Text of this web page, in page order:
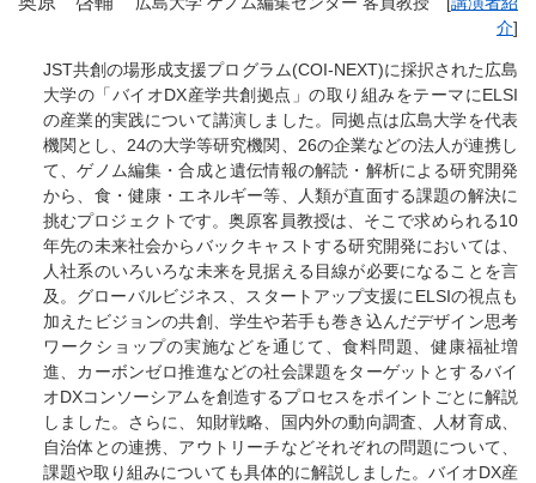
介]
JST共創の場形成支援プログラム(COI-NEXT)に採択された広島
大学の「バイオDX産学共創拠点」の取り組みをテーマにELSI
の産業的実践について講演しました。同拠点は広島大学を代表
機関とし、24の大学等研究機関、26の企業などの法人が連携し
て、ゲノム編集・合成と遺伝情報の解読・解析による研究開発
から、食・健康・エネルギー等、人類が直面する課題の解決に
挑むプロジェクトです。奥原客員教授は、そこで求められる10
年先の未来社会からバックキャストする研究開発においては、
人社系のいろいろな未来を見据える目線が必要になることを言
及。グローバルビジネス、スタートアップ支援にELSIの視点も
加えたビジョンの共創、学生や若手も巻き込んだデザイン思考
ワークショップの実施などを通じて、食料問題、健康福祉増
進、カーボンゼロ推進などの社会課題をターゲットとするバイ
オDXコンソーシアムを創造するプロセスをポイントごとに解説
しました。さらに、知財戦略、国内外の動向調査、人材育成、
自治体との連携、アウトリーチなどそれぞれの問題について、
課題や取り組みについても具体的に解説しました。バイオDX産